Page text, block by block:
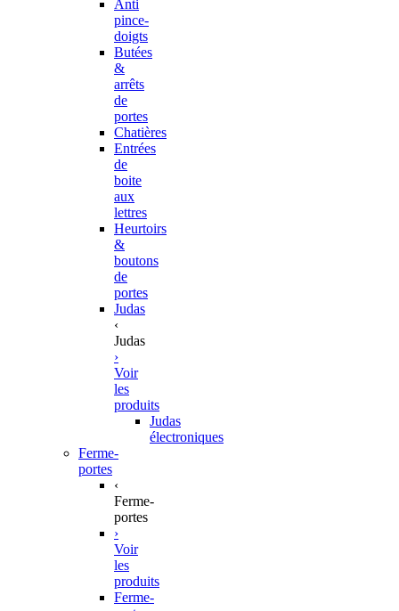
Anti
pince-
doigts
Butées
&
arrêts
de
portes
Chatières
Entrées
de
boite
aux
lettres
Heurtoirs
&
boutons
de
portes
Judas
‹
Judas
›
Voir
les
produits
Judas
électroniques
Ferme-
portes
‹
Ferme-
portes
›
Voir
les
produits
Ferme-